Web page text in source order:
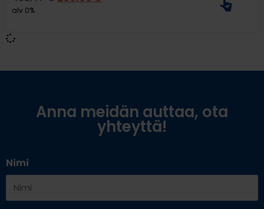
alv 0%
Anna meidän auttaa, ota
yhteyttä!
Nimi